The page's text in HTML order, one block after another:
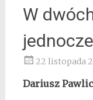
W
22 listopada
Dariusz